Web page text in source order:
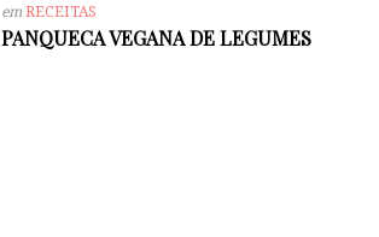
emRECEITAS
PANQUECA VEGANA DE LEGUMES